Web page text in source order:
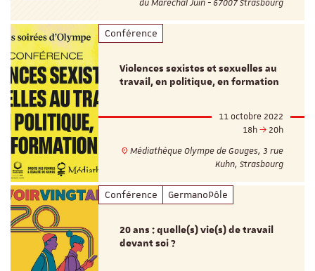
du Maréchal Juin - 67007 Strasbourg
Conférence
Violences sexistes et sexuelles au
travail, en politique, en formation
11 octobre 2022
18h
20h
Médiathèque Olympe de Gouges, 3 rue
Kuhn, Strasbourg
Conférence GermanoPôle
20 ans : quelle(s) vie(s) de travail
devant soi ?